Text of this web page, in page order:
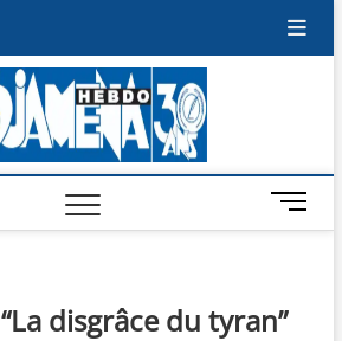
M
e
“La disgrâce du tyran”